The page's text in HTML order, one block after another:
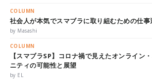
COLUMN
社会人が本気でスマブラに取り組むための仕
by Masashi
COLUMN
【スマブラSP】コロナ禍で見えたオンライン
ニティの可能性と展望
by EL